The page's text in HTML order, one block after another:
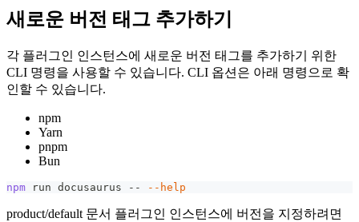
새로운 버전 태그 추가하기
각 플러그인 인스턴스에 새로운 버전 태그를 추가하기 위한
CLI 명령을 사용할 수 있습니다. CLI 옵션은 아래 명령으로 확
인할 수 있습니다.
npm
Yarn
pnpm
Bun
npm run docusaurus -- --help
product/default 문서 플러그인 인스턴스에 버전을 지정하려면